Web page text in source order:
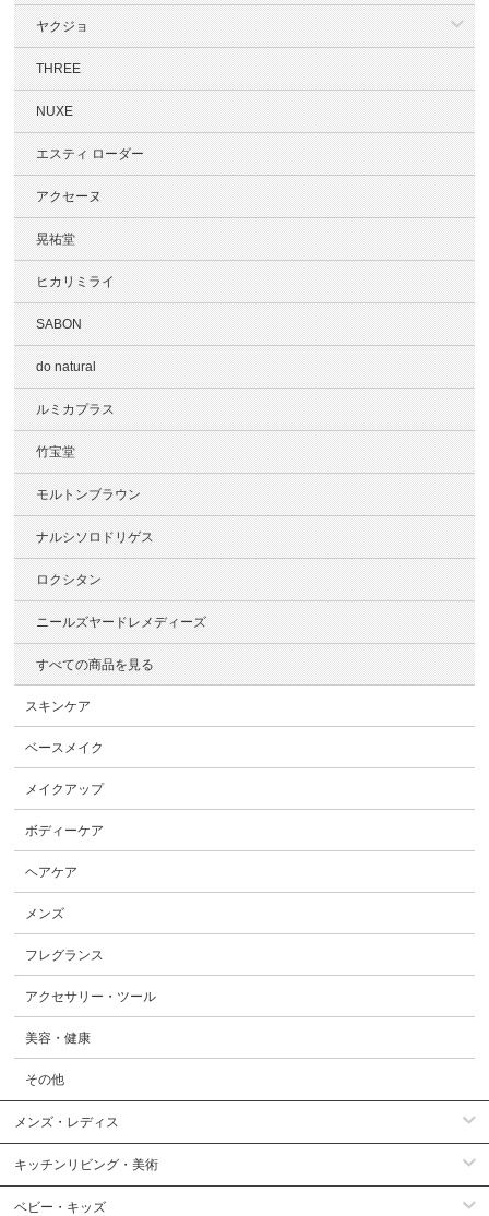
ヤクジョ
THREE
NUXE
エスティ ローダー
アクセーヌ
晃祐堂
ヒカリミライ
SABON
do natural
ルミカプラス
竹宝堂
モルトンブラウン
ナルシソロドリゲス
ロクシタン
ニールズヤードレメディーズ
すべての商品を見る
スキンケア
ベースメイク
メイクアップ
ボディーケア
ヘアケア
メンズ
フレグランス
アクセサリー・ツール
美容・健康
その他
メンズ・レディス
キッチンリビング・美術
ベビー・キッズ